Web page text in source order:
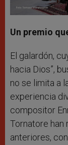
Un premio
El galardón,
hacia Dios”,
no se limita a
experiencia
compositor
Tornatore
anteriores,